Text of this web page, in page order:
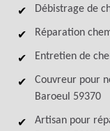
Débistrage de
Réparation
Entretien de
Couvreur pour
Baroeul 59370
Artisan pour